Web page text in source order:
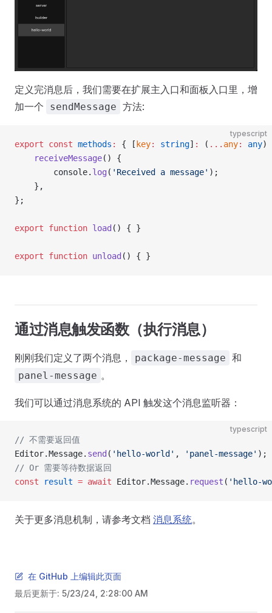
定义完消息后，我们需要在扩展主入口和面板入口里，增
加一个
sendMessage 方法:
typescript
export const methods : { [ key: string] : ( ... any: any)
    receiveMessage
() {
        console.
log ( 'Received a message' );
    },
};
export function load () { }
export function unload () { }
通过消息触发函数（执行消息）
刚刚我们定义了两个消息， package-message 和
panel-message 。
我们可以通过消息系统的 API 触发这个消息监听器：
typescript
// 不需要返回值
Editor.Message. send ( 'hello-world' , 'panel-message' );
// Or 需要等待数据返回
const result = await Editor.Message. request ( 'hello-
关于更多消息机制，请参考文档 消息系统。
在 GitHub 上编辑此页面
最后更新于: 5/23/24, 2:28:00 AM